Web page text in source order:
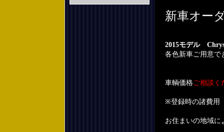
新車オー
2015モデル
各色新車ご用意で
車輌価格ご相談く
※登録時の諸費用
お住まいの地域に